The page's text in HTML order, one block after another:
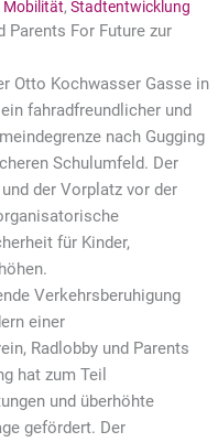
Mobilität, Stadtentwicklung
Parents For Future zur
Otto Kochwasser Gasse in
fahradfreundlicher und
nach Gugging
Schulumfeld. Der
der Vorplatz vor der
für Kinder,
Verkehrsberuhigung
einer
Radlobby und Parents
hat zum Teil
und überhöhte
gefördert. Der